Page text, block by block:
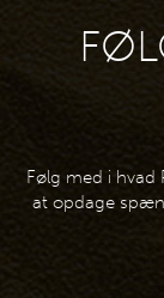
Følg med i hvad
at opdage